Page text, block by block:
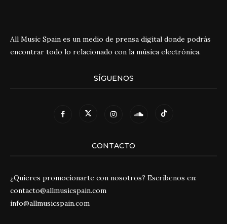
All Music Spain es un medio de prensa digital donde podrás
encontrar todo lo relacionado con la música electrónica.
SÍGUENOS
CONTACTO
¿Quieres promocionarte con nosotros? Escríbenos en:
contacto@allmusicspain.com
info@allmusicspain.com